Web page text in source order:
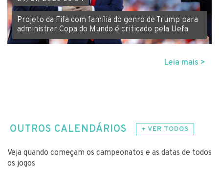
Projeto da Fifa com família do genro de Trump para
administrar Copa do Mundo é criticado pela Uefa
Leia mais >
OUTROS CALENDÁRIOS + VER TODOS
Veja quando começam os campeonatos e as datas de todos
os jogos